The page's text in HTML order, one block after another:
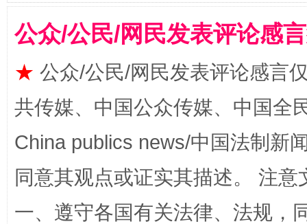
全民健身五年计划来了！等你上场
公众/公民/网民发表评论感
★ 公众/公民/网民发表评论感言
共传媒、中国公众传媒、中国全
China publics news/中国法制新
同意其观点或证实其描述。 注
一、遵守各国有关法律、法规，